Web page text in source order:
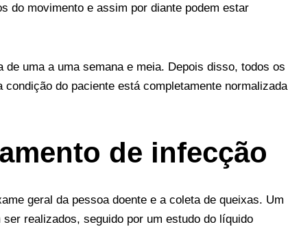
do movimento e assim por diante podem estar
uma a uma semana e meia. Depois disso, todos os
do paciente está completamente normalizada
de infecção
geral da pessoa doente e a coleta de queixas. Um
realizados, seguido por um estudo do líquido